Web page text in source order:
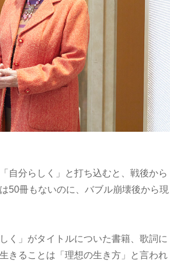
自分らしく」と打ち込むと、戦後から
50冊もないのに、バブル崩壊後から現
く」がタイトルについた書籍、歌詞に
きることは「理想の生き方」と言われ